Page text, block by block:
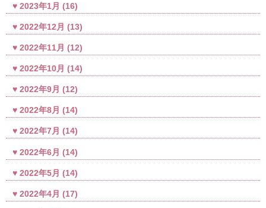
2023年1月 (16)
2022年12月 (13)
2022年11月 (12)
2022年10月 (14)
2022年9月 (12)
2022年8月 (14)
2022年7月 (14)
2022年6月 (14)
2022年5月 (14)
2022年4月 (17)